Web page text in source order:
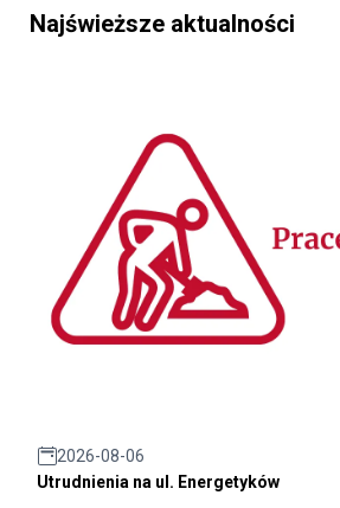
Najświeższe aktualności
2026-08-06
Utrudnienia na ul. Energetyków